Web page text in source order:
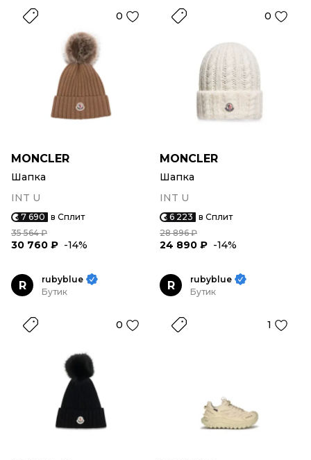
0
MONCLER
Шапка
INT U
7 690 в Сплит
35 564 ₽
30 760 ₽ -14%
0
MONCLER
Шапка
INT U
6 223 в Сплит
28 896 ₽
24 890 ₽ -14%
R
rubyblue
Бутик
0
R
rubyblue
Бутик
1